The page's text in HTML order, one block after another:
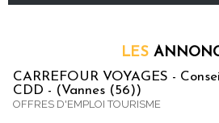
LES
CARREFOUR VOYAGES -
CDD - (Vannes (56))
OFFRES D'EMPLOI TOURISME